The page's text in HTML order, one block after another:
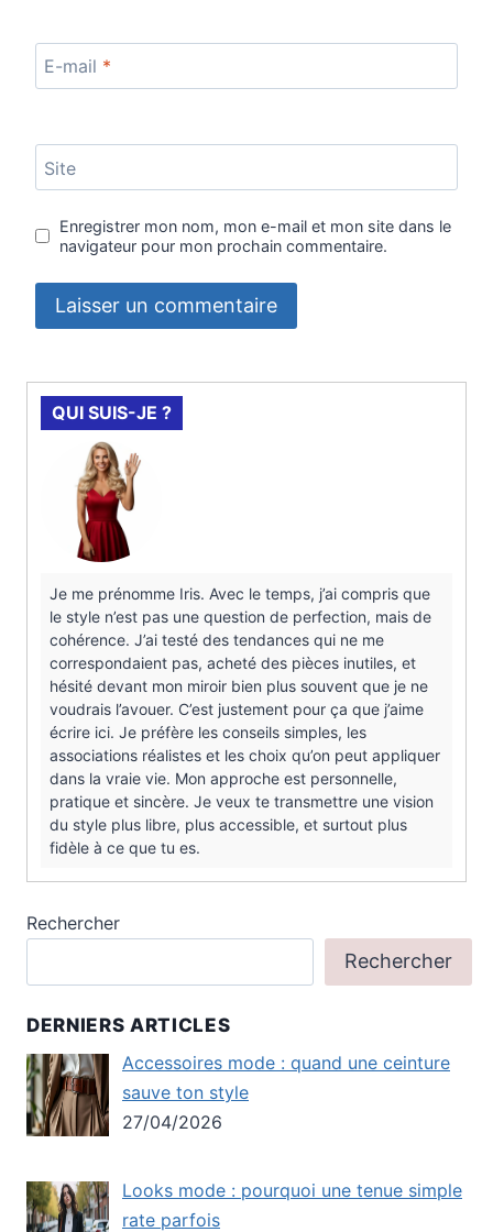
E-mail *
Site
Enregistrer mon nom, mon e-mail et mon site dans le
navigateur pour mon prochain commentaire.
QUI SUIS-JE ?
Je me prénomme Iris. Avec le temps, j’ai compris que
le style n’est pas une question de perfection, mais de
cohérence. J’ai testé des tendances qui ne me
correspondaient pas, acheté des pièces inutiles, et
hésité devant mon miroir bien plus souvent que je ne
voudrais l’avouer. C’est justement pour ça que j’aime
écrire ici. Je préfère les conseils simples, les
associations réalistes et les choix qu’on peut appliquer
dans la vraie vie. Mon approche est personnelle,
pratique et sincère. Je veux te transmettre une vision
du style plus libre, plus accessible, et surtout plus
fidèle à ce que tu es.
Rechercher
Rechercher
DERNIERS ARTICLES
Accessoires mode : quand une ceinture
sauve ton style
27/04/2026
Looks mode : pourquoi une tenue simple
rate parfois